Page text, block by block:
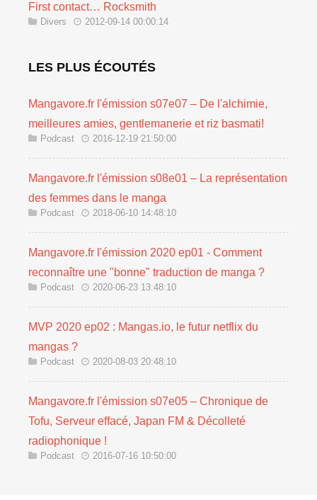
First contact… Rocksmith
Divers 2012-09-14 00:00:14
LES PLUS ÉCOUTÉS
Mangavore.fr l'émission s07e07 – De l'alchimie,
meilleures amies, gentlemanerie et riz basmati!
Podcast 2016-12-19 21:50:00
Mangavore.fr l'émission s08e01 – La représentation
des femmes dans le manga
Podcast 2018-06-10 14:48:10
Mangavore.fr l'émission 2020 ep01 - Comment
reconnaître une "bonne" traduction de manga ?
Podcast 2020-06-23 13:48:10
MVP 2020 ep02 : Mangas.io, le futur netflix du
mangas ?
Podcast 2020-08-03 20:48:10
Mangavore.fr l'émission s07e05 – Chronique de
Tofu, Serveur effacé, Japan FM & Décolleté
radiophonique !
Podcast 2016-07-16 10:50:00